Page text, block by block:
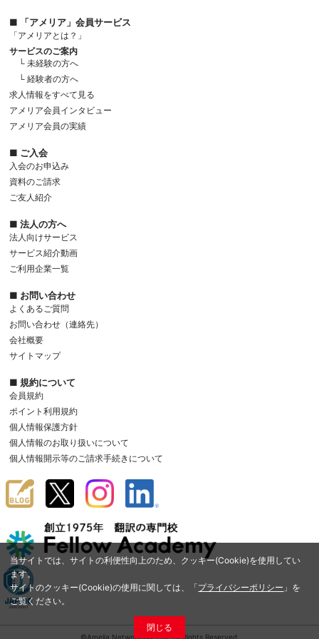
当サイトでは、サイトの利便性向上のため、クッキー(Cookie)を使用してい
ます。
サイトのクッキー(Cookie)の使用に関しては、「プライバシーポリシー 」を
ご覧ください。
閉じる
■ 「アメリア」会員サービス
「アメリアとは？」
サービスのご案内
└ 未経験の方へ
└ 経験者の方へ
求人情報をすべて見る
アメリア会員インタビュー
アメリア会員の実績
■ ご入会
入会のお申込み
資料のご請求
ご友人紹介
■ 法人の方へ
法人向けサービス
サービス紹介動画
ご利用企業一覧
■ お問い合わせ
よくあるご質問
お問い合わせ（連絡先）
会社概要
サイトマップ
■ 規約について
会員規約
ポイント利用規約
個人情報保護方針
個人情報のお取り扱いについて
個人情報開示等のご請求手続きについて
©Amelia Network Co.,Ltd. All Rights Reserved.